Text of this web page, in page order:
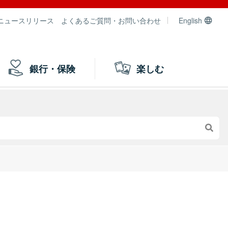
ュースリリース よくあるご質問・お問い合わせ English
銀行・保険 楽しむ